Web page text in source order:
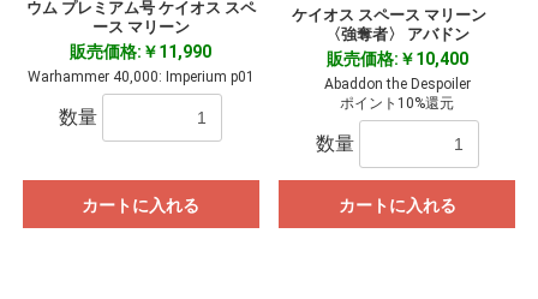
ウム プレミアム号 ケイオス スペ
ース マリーン
販売価格:￥11,990
Warhammer 40,000: Imperium p01
数量
カートに入れる
ケイオス スペース マリーン
〈強奪者〉 アバドン
販売価格:￥10,400
Abaddon the Despoiler
ポイント10%還元
数量
カートに入れる